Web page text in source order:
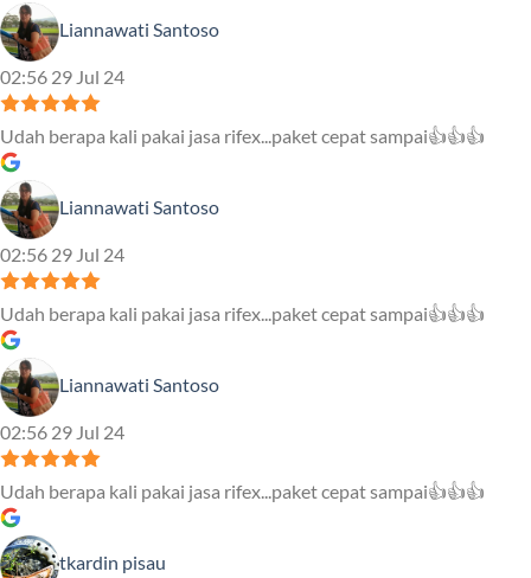
Liannawati Santoso
02:56 29 Jul 24
Udah berapa kali pakai jasa rifex...paket cepat sampai👍👍👍
Liannawati Santoso
02:56 29 Jul 24
Udah berapa kali pakai jasa rifex...paket cepat sampai👍👍👍
Liannawati Santoso
02:56 29 Jul 24
Udah berapa kali pakai jasa rifex...paket cepat sampai👍👍👍
tkardin pisau